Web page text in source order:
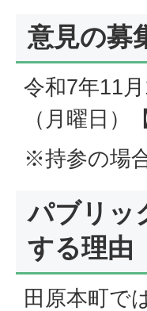
意見の募
令和7年11
（月曜日）
※持参の場
パブリッ
する理由
田原本町で